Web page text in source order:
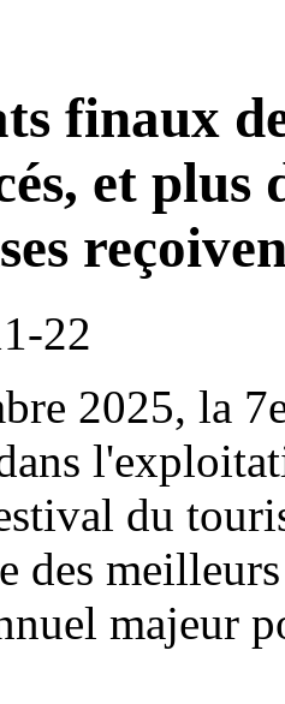
finaux
et
22
2025, la
du
des
majeur